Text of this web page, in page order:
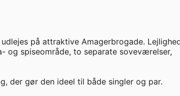
på attraktive Amagerbrogade.
og spiseområde, to separate soveværelser,
der gør den ideel til både singler og par.